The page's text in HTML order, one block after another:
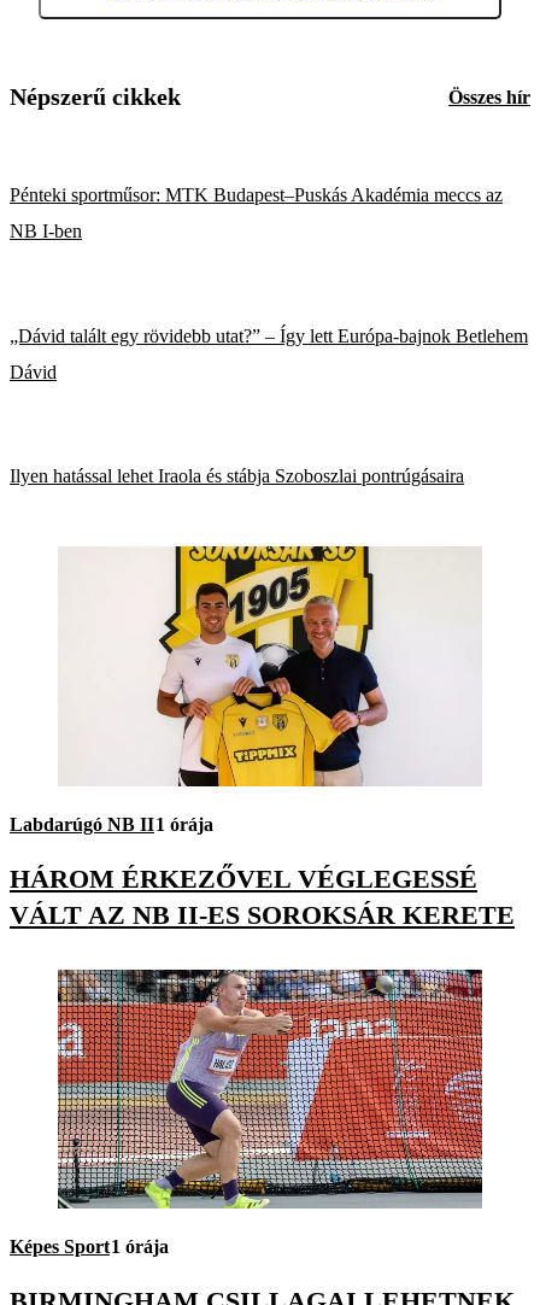
Népszerű cikkek Összes hír
Pénteki sportműsor: MTK Budapest–Puskás Akadémia meccs az
NB I-ben
„Dávid talált egy rövidebb utat?” – Így lett Európa-bajnok Betlehem
Dávid
Ilyen hatással lehet Iraola és stábja Szoboszlai pontrúgásaira
Labdarúgó NB II1 órája
HÁROM ÉRKEZŐVEL VÉGLEGESSÉ
VÁLT AZ NB II-ES SOROKSÁR KERETE
Képes Sport1 órája